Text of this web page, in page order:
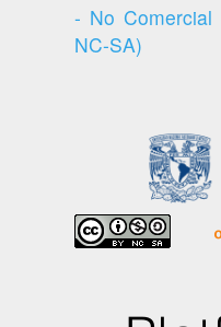
- No Comercial
NC-SA)